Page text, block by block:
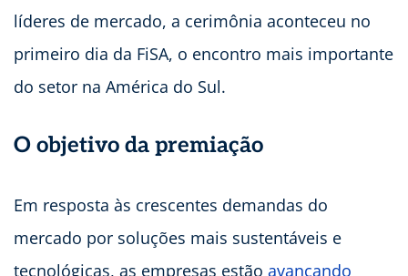
líderes de mercado, a cerimônia aconteceu no
primeiro dia da FiSA, o encontro mais importante
do setor na América do Sul.
O objetivo da premiação
Em resposta às crescentes demandas do
mercado por soluções mais sustentáveis e
tecnológicas, as empresas estão avançando